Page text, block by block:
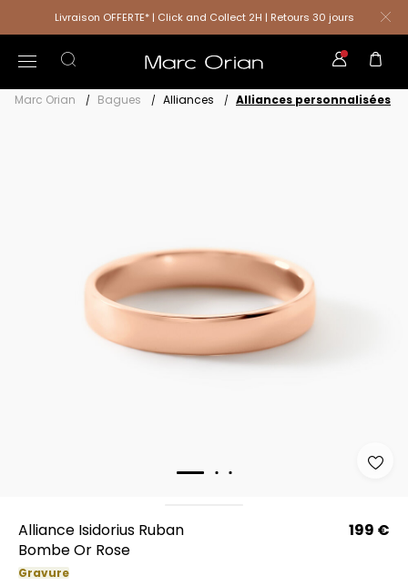
Livraison OFFERTE* | Click and Collect 2H | Retours 30 jours
Marc Orian Bagues Alliances Alliances personnalisées
Alliance Isidorius Ruban
Bombe Or Rose
199 €
Gravure